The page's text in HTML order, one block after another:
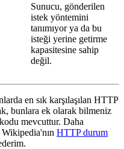
Sunucu, gönderilen
istek yöntemini
tanımıyor ya da bu
isteği yerine getirme
kapasitesine sahip
değil.
en sık karşılaşılan HTTP
bunlara ek olarak bilmeniz
mevcuttur. Daha
HTTP durum